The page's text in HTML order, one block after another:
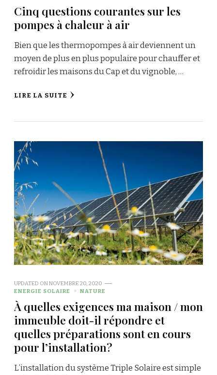
Cinq questions courantes sur les
pompes à chaleur à air
Bien que les thermopompes à air deviennent un
moyen de plus en plus populaire pour chauffer et
refroidir les maisons du Cap et du vignoble, …
LIRE LA SUITE
UPDATED ONNOVEMBRE 20, 2020
ENERGIE SOLAIRE
NATURE
À quelles exigences ma maison / mon
immeuble doit-il répondre et
quelles préparations sont en cours
pour l’installation?
L’installation du système Triple Solaire est simple